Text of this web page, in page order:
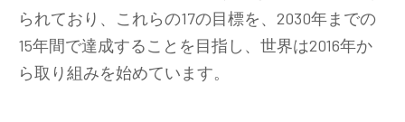
られており、これらの17の目標を、2030年までの
15年間で達成することを目指し、世界は2016年か
ら取り組みを始めています。